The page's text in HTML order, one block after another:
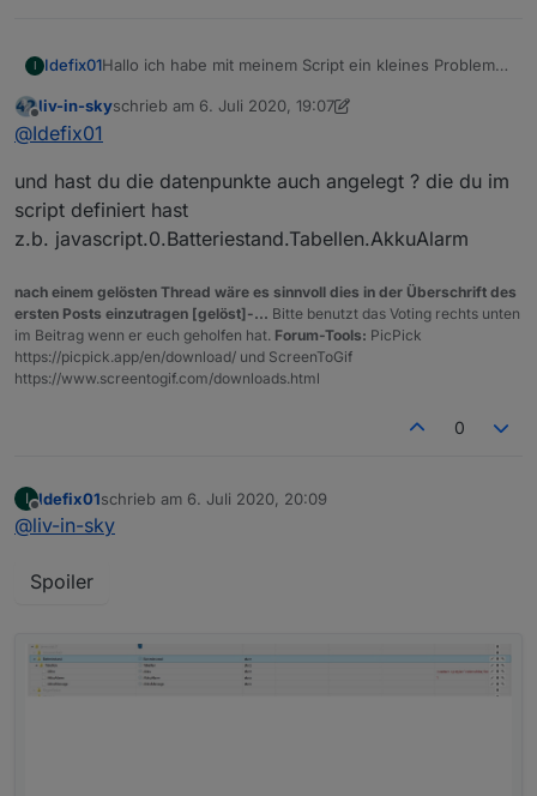
I Idefix01Hallo ich habe mit meinem Script ein kleines Problem
Kann mir jemand weiter helfen?
Fehlermeldung:
20:49:18.570	error	javascript.0 (930) at
20:49:18.570	error	javascript.0 (930) at
Spoiler
Offline
liv-in-skyschrieb am 6. Juli 2020, 19:07
zuletzt editiert von liv-in-sky7. Juni 2020, 21:08
@Idefix01
und hast du die datenpunkte auch angelegt ? die du im
script definiert hast
z.b. javascript.0.Batteriestand.Tabellen.AkkuAlarm
nach einem gelösten Thread wäre es sinnvoll dies in der Überschrift des
ersten Posts einzutragen [gelöst]-... Bitte benutzt das Voting rechts unten
im Beitrag wenn er euch geholfen hat. Forum-Tools: PicPick
https://picpick.app/en/download/ und ScreenToGif
https://www.screentogif.com/downloads.html
0
I
Offline
Idefix01schrieb am 6. Juli 2020, 20:09
zuletzt editiert von
@liv-in-sky
Spoiler